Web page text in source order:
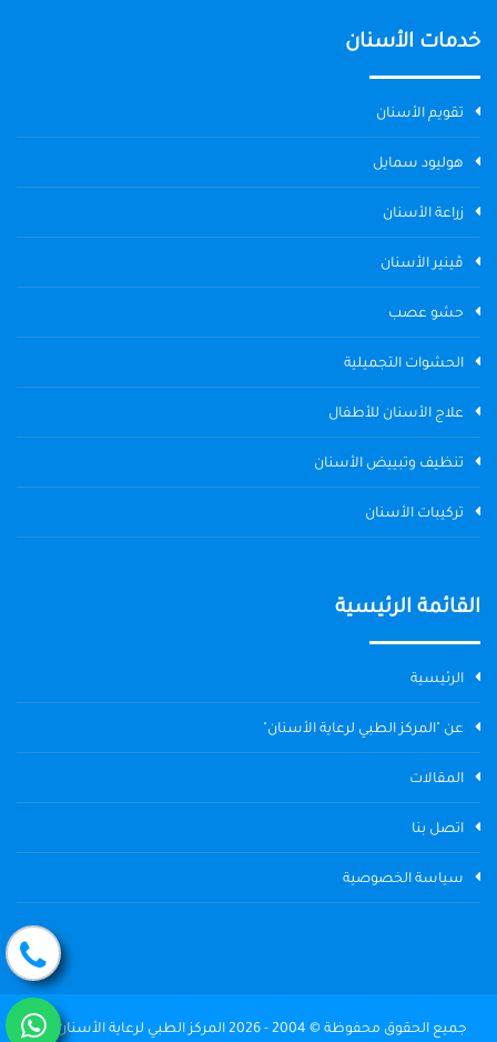
خدمات الأسنان
تقويم الأسنان
هوليود سمايل
زراعة الأسنان
ڤينير الأسنان
حشو عصب
الحشوات التجميلية
علاج الأسنان للأطفال
تنظيف وتبييض الأسنان
تركيبات الأسنان
القائمة الرئيسية
الرئيسية
عن "المركز الطبي لرعاية الأسنان"
المقالات
اتصل بنا
سياسة الخصوصية
جميع الحقوق محفوظة © 2004 - 2026 المركز الطبي لرعاية الأسنان The